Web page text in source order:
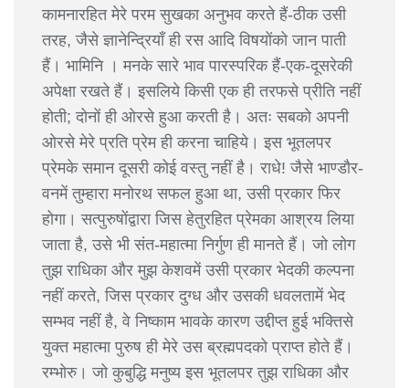
कामनारहित मेरे परम सुखका अनुभव करते हैं-ठीक उसी
तरह, जैसे ज्ञानेन्द्रियाँ ही रस आदि विषयोंको जान पाती
हैं। भामिनि । मनके सारे भाव पारस्परिक हैं-एक-दूसरेकी
अपेक्षा रखते हैं। इसलिये किसी एक ही तरफसे प्रीति नहीं
होती; दोनों ही ओरसे हुआ करती है। अतः सबको अपनी
ओरसे मेरे प्रति प्रेम ही करना चाहिये। इस भूतलपर
प्रेमके समान दूसरी कोई वस्तु नहीं है। राधे! जैसे भाण्डौर-
वनमें तुम्हारा मनोरथ सफल हुआ था, उसी प्रकार फिर
होगा। सत्पुरुषोंद्वारा जिस हेतुरहित प्रेमका आश्रय लिया
जाता है, उसे भी संत-महात्मा निर्गुण ही मानते हैं। जो लोग
तुझ राधिका और मुझ केशवमें उसी प्रकार भेदकी कल्पना
नहीं करते, जिस प्रकार दुग्ध और उसकी धवलतामें भेद
सम्भव नहीं है, वे निष्काम भावके कारण उद्दीप्त हुई भक्तिसे
युक्त महात्मा पुरुष ही मेरे उस ब्रह्मपदको प्राप्त होते हैं।
रम्भोरु। जो कुबुद्धि मनुष्य इस भूतलपर तुझ राधिका और